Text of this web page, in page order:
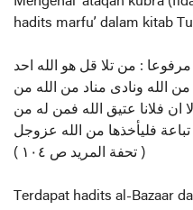
hadits marfu’ dalam kitab
: من تلا قل هو الله احد
الله ونادى مناد من الله من
ان فلانا عتيق الله فمن له من
تباعة فليأخذها من الله عزوجل
( تحفة المريد ص ١٠٤ )
Terdapat hadits al-Bazaar